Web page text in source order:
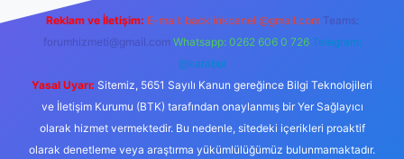
Reklam ve İletişim: E-mail: backlinkpaneli@gmail.com Teams:
forumhizmeti@gmail.com Whatsapp: 0262 606 0 726 Telegram:
@karabul
Yasal Uyarı: Sitemiz, 5651 Sayılı Kanun gereğince Bilgi Teknolojileri
ve İletişim Kurumu (BTK) tarafından onaylanmış bir Yer Sağlayıcı
olarak hizmet vermektedir. Bu nedenle, sitedeki içerikleri proaktif
olarak denetleme veya araştırma yükümlülüğümüz bulunmamaktadır.